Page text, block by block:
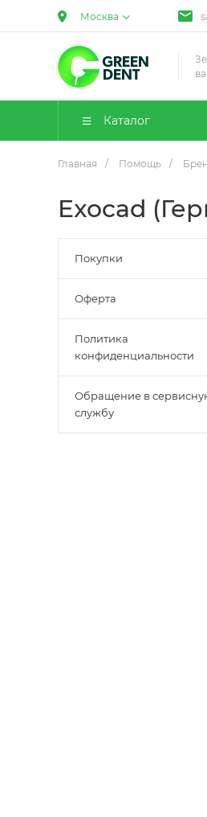
Москва
Каталог
Главная / Помощь /
Exocad
Покупки
Оферта
Политика
конфиденциальности
Обращение в
службу